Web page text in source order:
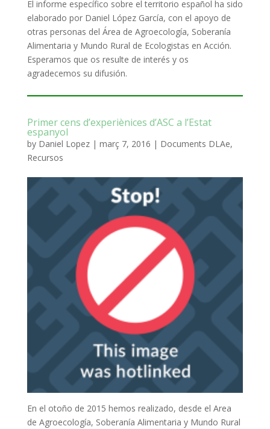
El informe específico sobre el territorio español ha sido
elaborado por Daniel López García, con el apoyo de
otras personas del Área de Agroecología, Soberanía
Alimentaria y Mundo Rural de Ecologistas en Acción.
Esperamos que os resulte de interés y os
agradecemos su difusión.
Primer cens d’experiènices d’ASC a l’Estat
espanyol
by Daniel Lopez| març 7, 2016 | Documents DLAe,
Recursos
En el otoño de 2015 hemos realizado, desde el Area
de Agroecología, Soberanía Alimentaria y Mundo Rural